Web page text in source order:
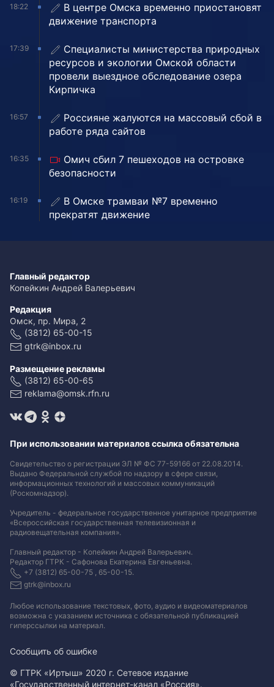
18:22
В центре Омска временно приостановят
движение транспорта
17:39
Специалисты министерства природных
ресурсов и экологии Омской области
провели выездное обследование озера
Кирпичка
16:57
Россияне жалуются на массовый сбой в
работе ряда сайтов
16:35
Омич сбил 7 пешеходов на островке
безопасности
16:19
В Омске трамваи №7 временно
прекратят движение
Главный редактор
Копейкин Андрей Валерьевич
Редакция
Омск, пр. Мира, 2
(3812) 65-00-15
gtrk@inbox.ru
Размещение рекламы
(3812) 65-00-65
reklama@omsk.rfn.ru
При использовании материалов ссылка обязательна
Свидетельство о регистрации ЭЛ № ФС 77-59166 от 22.08.2014.
Выдано Федеральной службой по надзору в сфере связи,
информационных технологий и массовых коммуникаций
(Роскомнадзор).
Учредитель - федеральное государственное унитарное предприятие
«Всероссийская государственная телевизионная и
радиовещательная компания».
Главный редактор - Копейкин Андрей Валерьевич.
Редактор ГТРК - Сафонова Екатерина Евгеньевна.
+7 (3812) 65-00-75 , 65-00-15.
gtrk@inbox.ru
Любое использование текстовых, фото, аудио и видеоматериалов
возможна с указанием источника с обязательной публикацией
гиперссылки на материал.
Сообщить об ошибке
© ГТРК «Иртыш» 2020 г. Сетевое издание
«Государственный интернет-канал «Россия».